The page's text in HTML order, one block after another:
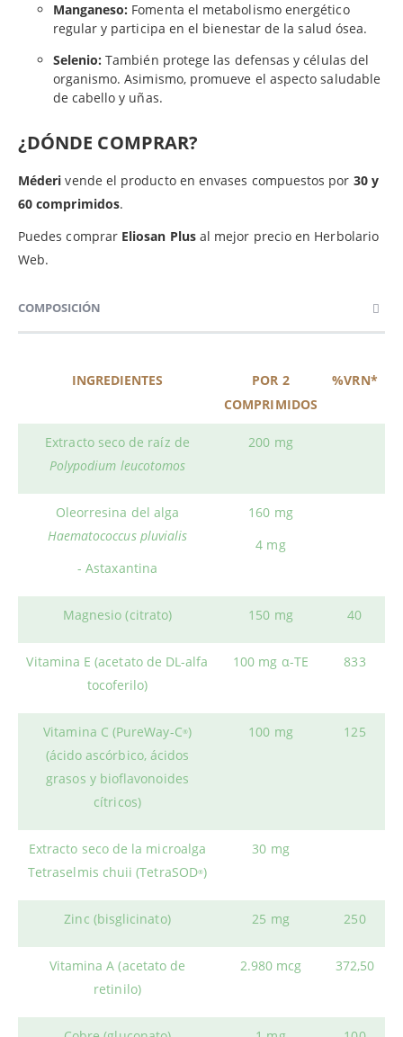
Manganeso: Fomenta el metabolismo energético
regular y participa en el bienestar de la salud ósea.
Selenio: También protege las defensas y células del
organismo. Asimismo, promueve el aspecto saludable
de cabello y uñas.
¿DÓNDE COMPRAR?
Méderi vende el producto en envases compuestos por 30 y
60 comprimidos.
Puedes comprar Eliosan Plus al mejor precio en Herbolario
Web.
COMPOSICIÓN
INGREDIENTES
POR 2
COMPRIMIDOS
%VRN*
Extracto seco de raíz de
Polypodium leucotomos
200 mg
Oleorresina del alga
Haematococcus pluvialis
- Astaxantina
160 mg
4 mg
Magnesio (citrato) 150 mg 40
Vitamina E (acetato de DL-alfa
tocoferilo)
100 mg α-TE 833
Vitamina C (PureWay-C®)
(ácido ascórbico, ácidos
grasos y bioflavonoides
cítricos)
100 mg 125
Extracto seco de la microalga
Tetraselmis chuii (TetraSOD®)
30 mg
Zinc (bisglicinato) 25 mg 250
Vitamina A (acetato de
retinilo)
2.980 mcg 372,50